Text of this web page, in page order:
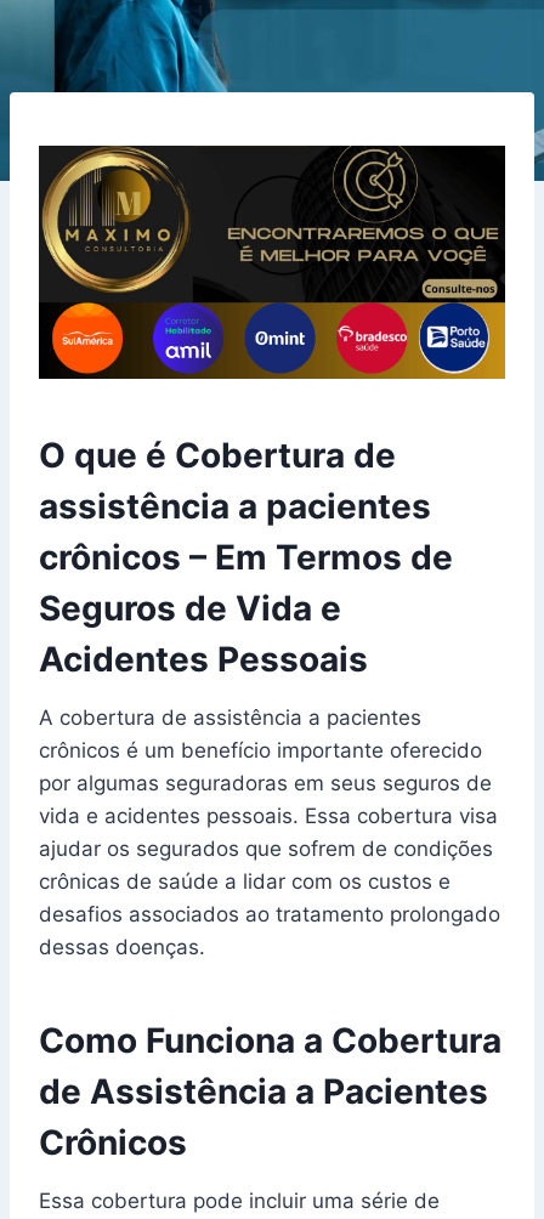
O que é Cobertura de
assistência a pacientes
crônicos – Em Termos de
Seguros de Vida e
Acidentes Pessoais
A cobertura de assistência a pacientes
crônicos é um benefício importante oferecido
por algumas seguradoras em seus seguros de
vida e acidentes pessoais. Essa cobertura visa
ajudar os segurados que sofrem de condições
crônicas de saúde a lidar com os custos e
desafios associados ao tratamento prolongado
dessas doenças.
Como Funciona a Cobertura
de Assistência a Pacientes
Crônicos
Essa cobertura pode incluir uma série de